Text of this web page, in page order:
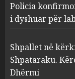
2
Policia
i dyshuar për
Shpallet në
Shpataraku.
Dhërmi